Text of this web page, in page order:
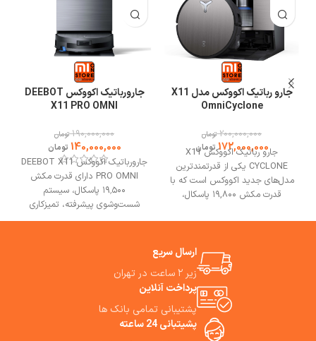
جارو رباتیک اکووکس مدل X11
OmniCyclone
200,000,000 تومان
172,000,000 تومانجارو رباتیک اکووکس X11
CYCLONE یکی از قدرتمندترین
مدل‌های جدید اکووکس است که با
قدرت مکش ۱۹,۸۰۰ پاسکال،
سطوح از سرامیک و پارکت گرفته تا
cyclone با عملکرد دوگانه
جاروکشی و تی‌کشی، فناوری هوش
مصنوعی AIVI 3.0 و سیستم ناوبری
LiDAR، موانع را با دقت بالا
تشخیص داده و بصورت هوشمند
بهترین مسیر نظافت را انتخاب
می‌کند. همچنین ایستگاه تخلیه
جارورباتیک اکووکس DEEBOT
X11 PRO OMNI
190,000,000 تومان
140,000,000 تومان
جارورباتیک اکووکس DEEBOT X11
PRO OMNI دارای قدرت مکش
۱۹٬۵۰۰ پاسکال، سیستم
شست‌وشوی پیشرفته، تمیزکاری
هدفمند، عبور بدون توقف از موانع
ارسال سریع
زیر ۲ ساعت در تهران
پرداخت آنلاین
پشتیبانی تمامی بانک ها
پشیتبانی 24 ساعته